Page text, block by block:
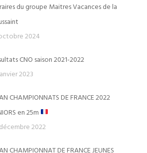
du groupe Maitres Vacances de la
2024
CNO saison 2021-2022
2023
CHAMPIONNATS DE FRANCE 2022
en 25m
2022
CHAMPIONNAT DE FRANCE JEUNES
Piscine du Dôme St-Germain-en-Laye
78100 SAINT GERMAIN-EN-LAYE